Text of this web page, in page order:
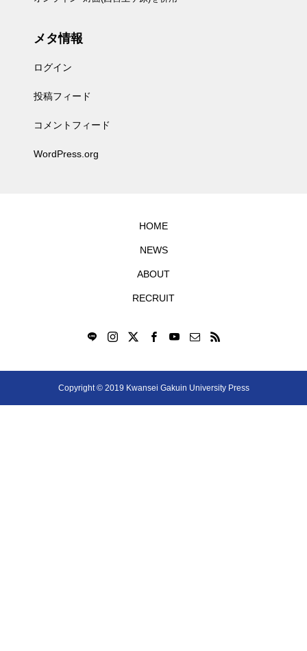
メタ情報
ログイン
投稿フィード
コメントフィード
WordPress.org
HOME
NEWS
ABOUT
RECRUIT
Copyright © 2019 Kwansei Gakuin University Press